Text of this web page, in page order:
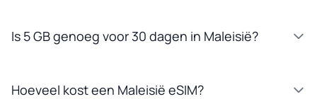
Is 5 GB genoeg voor 30 dagen in Maleisië?
Hoeveel kost een Maleisië eSIM?